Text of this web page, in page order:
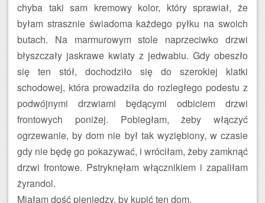
chyba taki sam kremowy kolor, który sprawiał, że
byłam strasznie świadoma każdego pyłku na swoich
butach. Na marmurowym stole naprzeciwko drzwi
błyszczały jaskrawe kwiaty z jedwabiu. Gdy obeszło
się ten stół, dochodziło się do szerokiej klatki
schodowej, która prowadziła do rozległego podestu z
podwójnymi drzwiami będącymi odbiciem drzwi
frontowych poniżej. Pobiegłam, żeby włączyć
ogrzewanie, by dom nie był tak wyziębiony, w czasie
gdy nie będę go pokazywać, i wróciłam, żeby zamknąć
drzwi frontowe. Pstryknęłam włącznikiem i zapaliłam
żyrandol.
Miałam dość pieniędzy, by kupić ten dom.